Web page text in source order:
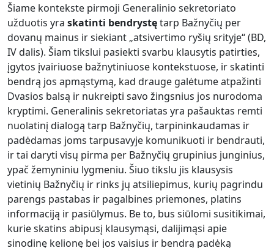
Šiame kontekste pirmoji Generalinio sekretoriato
užduotis yra skatinti bendrystętarp Bažnyčių per
dovanų mainus ir siekiant „atsivertimo ryšių srityje“ (BD,
IV dalis). Šiam tikslui pasiekti svarbu klausytis patirties,
įgytos įvairiuose bažnytiniuose kontekstuose, ir skatinti
bendrą jos apmąstymą, kad drauge galėtume atpažinti
Dvasios balsą ir nukreipti savo žingsnius jos nurodoma
kryptimi. Generalinis sekretoriatas yra pašauktas remti
nuolatinį dialogą tarp Bažnyčių, tarpininkaudamas ir
padėdamas joms tarpusavyje komunikuoti ir bendrauti,
ir tai daryti visų pirma per Bažnyčių grupinius junginius,
ypač žemyniniu lygmeniu. Šiuo tikslu jis klausysis
vietinių Bažnyčių ir rinks jų atsiliepimus, kurių pagrindu
parengs pastabas ir pagalbines priemones, platins
informaciją ir pasiūlymus. Be to, bus siūlomi susitikimai,
kurie skatins abipusį klausymąsi, dalijimąsi apie
sinodinę kelionę bei jos vaisius ir bendrą padėką